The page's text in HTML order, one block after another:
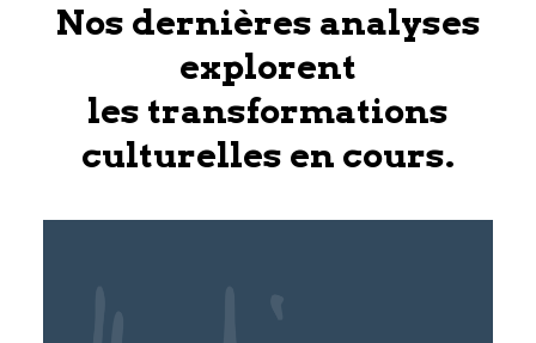
Nos dernières analyses
explorent
les transformations
culturelles en cours.